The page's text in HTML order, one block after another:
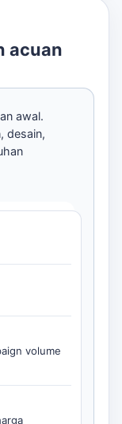
acuan
awal.
desain,
volume